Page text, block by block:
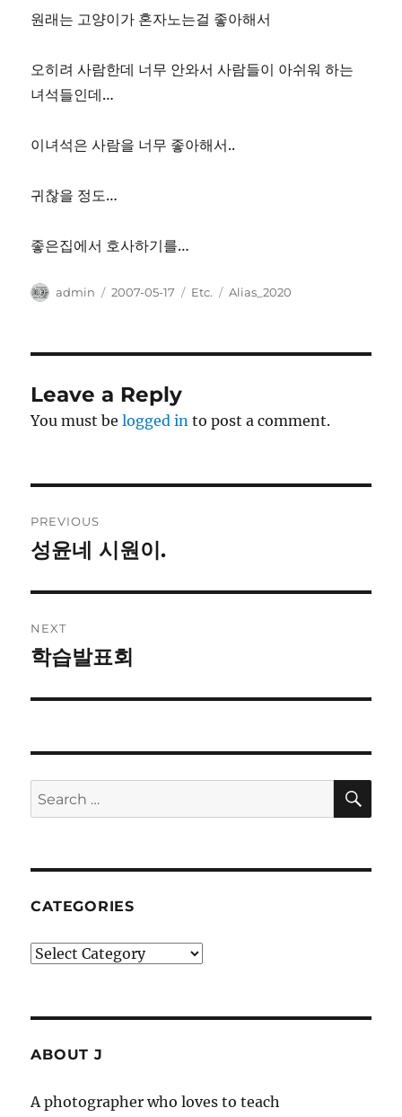
원래는 고양이가 혼자노는걸 좋아해서
오히려 사람한데 너무 안와서 사람들이 아쉬워 하는
녀석들인데…
이녀석은 사람을 너무 좋아해서..
귀찮을 정도…
좋은집에서 호사하기를…
Author
admin
Posted
2007-05-17 Categories
Etc. Tags
Alias_2020
Leave a Reply
You must belogged in to post a comment.
navigation
PREVIOUS
Previous
성윤네 시원이.
NEXT
Next
학습발표회
Search
for:
CATEGORIES
Categories
ABOUT J
A photographer who loves to teach